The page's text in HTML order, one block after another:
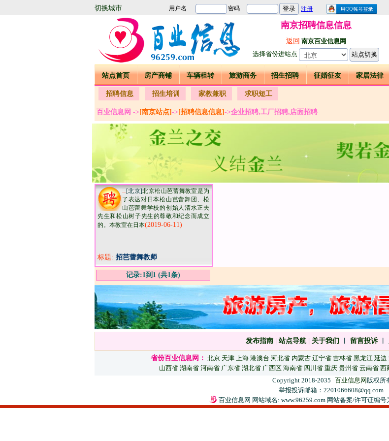
切换城市
南京招聘信息信息
返回 南京百业信息网
选择省份进站点
站点首页 房产商铺 车辆租转 旅游商务 招生招聘 征婚征友 家居法律
招聘信息 招生培训 家教兼职 求职短工
百业信息网 -> [南京站点] -> [招聘信息信息] ->企业招聘,工厂招聘,店面招聘
..[北京]北京松山芭蕾舞教室是为
了表达对日本松山芭蕾舞团、松
山芭蕾舞学校的创始人清水正夫
先生和松山树子先生的尊敬和纪念而成立
的。本教室在日本(2019-06-11)
标题: 招芭蕾舞教师
记录:1到1 (共1条)
发布指南 站点导航 关于我们 留言投诉
省份百业信息网： 北京 天津 上海 港澳台 河北省 内蒙古 辽宁省 吉林省 黑龙江 延边
山西省 湖南省 河南省 广东省 湖北省 广西区 海南省 四川省 重庆 贵州省 云南省 西
Copyright 2018-2035 百业信息网 版权所
举报投诉邮箱：2201066608@qq.com
百业信息网 网站域名: www.96259.com 网站备案/许可证编号